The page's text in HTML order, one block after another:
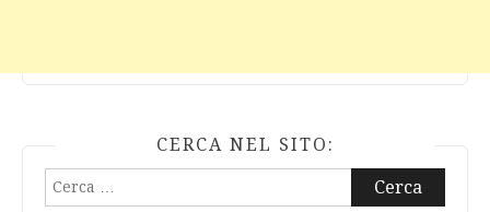
CERCA NEL SITO:
Ricerca